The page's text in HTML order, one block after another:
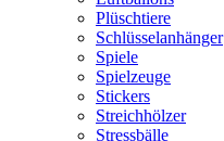
Plüschtiere
Schlüsselanhänger
Spiele
Spielzeuge
Stickers
Streichhölzer
Stressbälle